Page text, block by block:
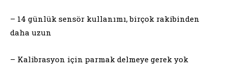
– 14 günlük sensör kullanımı, birçok rakibinden
daha uzun
– Kalibrasyon için parmak delmeye gerek yok